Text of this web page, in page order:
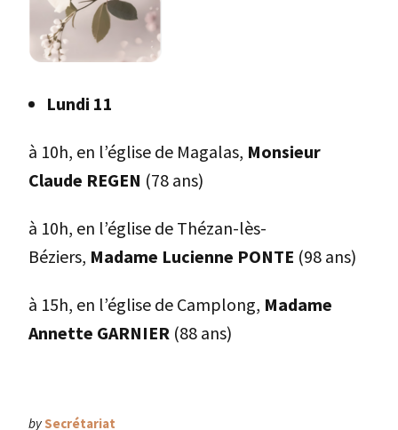
Lundi 11
à 10h, en l’église de Magalas, Monsieur
Claude REGEN (78 ans)
à 10h, en l’église de Thézan-lès-
Béziers, Madame Lucienne PONTE (98 ans)
à 15h, en l’église de Camplong, Madame
Annette GARNIER (88 ans)
bySecrétariat